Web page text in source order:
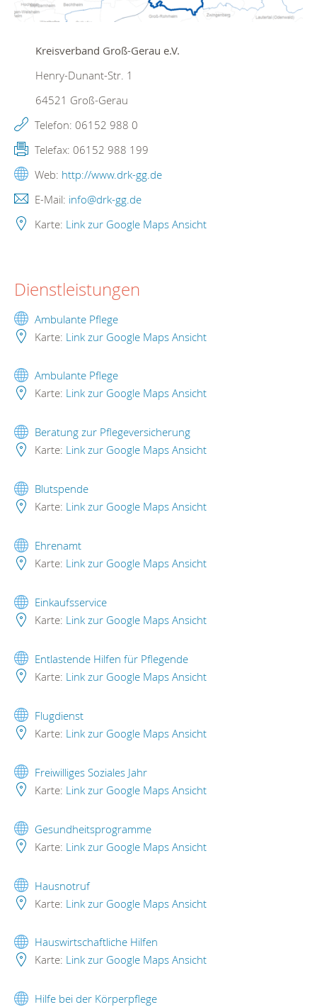
Kreisverband Groß-Gerau e.V.
Henry-Dunant-Str. 1
64521 Groß-Gerau
Telefon: 06152 988 0
Telefax: 06152 988 199
Web: http://www.drk-gg.de
E-Mail: info@drk-gg.de
Karte: Link zur Google Maps Ansicht
Dienstleistungen
Ambulante Pflege
Karte: Link zur Google Maps Ansicht
Ambulante Pflege
Karte: Link zur Google Maps Ansicht
Beratung zur Pflegeversicherung
Karte: Link zur Google Maps Ansicht
Blutspende
Karte: Link zur Google Maps Ansicht
Ehrenamt
Karte: Link zur Google Maps Ansicht
Einkaufsservice
Karte: Link zur Google Maps Ansicht
Entlastende Hilfen für Pflegende
Karte: Link zur Google Maps Ansicht
Flugdienst
Karte: Link zur Google Maps Ansicht
Freiwilliges Soziales Jahr
Karte: Link zur Google Maps Ansicht
Gesundheitsprogramme
Karte: Link zur Google Maps Ansicht
Hausnotruf
Karte: Link zur Google Maps Ansicht
Hauswirtschaftliche Hilfen
Karte: Link zur Google Maps Ansicht
Hilfe bei der Körperpflege